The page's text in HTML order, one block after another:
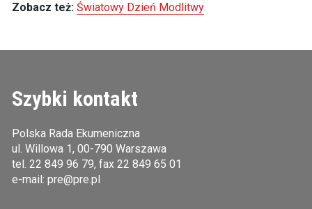
Zobacz też: Światowy Dzień Modlitwy
Szybki kontakt
Polska Rada Ekumeniczna
ul. Willowa 1, 00-790 Warszawa
tel. 22 849 96 79, fax 22 849 65 01
e-mail: pre@pre.pl